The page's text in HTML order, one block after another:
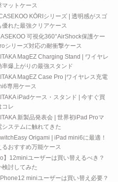
マットケース
KŌRIシリーズ | 透明感がスゴ
優れた最強クリアケース
可視化360°AirShock保護ケー
シリーズ対応の耐衝撃ケース
MagEZ Charging Stand | ワイヤレ
率爆上がりの最強スタンド
MagEZ Case Pro |ワイヤレス充電
専用ケース
iPadケース・スタンド | 今すぐ買
コレ
新製品発表会 | 世界初iPad Proマ
システムに触れてきた
Origami | iPad mini6に最適！
おすすめ万能ケース
】12miniユーザーは買い替えるべき？
検討してみた
miniユーザーは買い替え必要？